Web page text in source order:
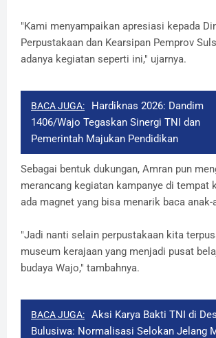
"Kami menyampaikan apresiasi kepada
Perpustakaan dan Kearsipan Pemprov
adanya kegiatan seperti ini," ujarnya.
BACA JUGA:
Hardiknas 2026: Dandim
1406/Wajo Tegaskan Sinergi TNI dan
Pemerintah Majukan Pendidikan
Sebagai bentuk dukungan, Amran pun
merancang kegiatan kampanye di tempat
ada magnet yang bisa menarik baca anak-
"Jadi nanti selain perpustakaan kita
museum kerajaan yang menjadi pusat
budaya Wajo," tambahnya.
BACA JUGA:
Aksi Karya Bakti TNI di
Bulusiwa: Normalisasi Selokan Jelang